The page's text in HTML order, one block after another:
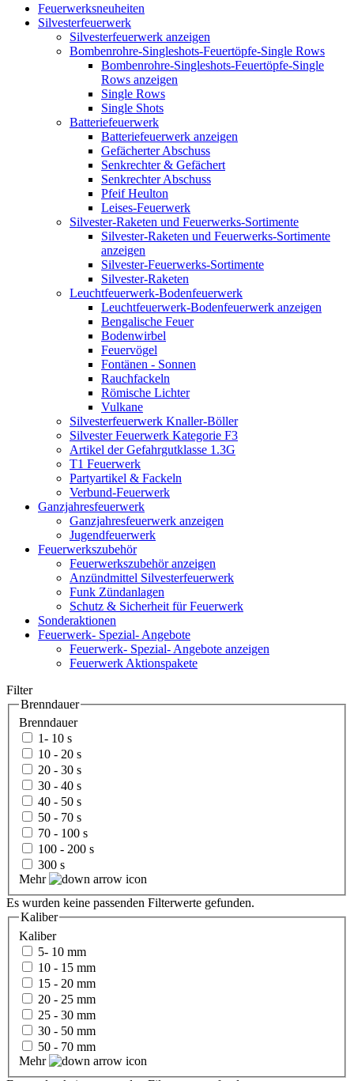
Feuerwerksneuheiten
Silvesterfeuerwerk
Silvesterfeuerwerk anzeigen
Bombenrohre-Singleshots-Feuertöpfe-Single Rows
Bombenrohre-Singleshots-Feuertöpfe-Single
Rows anzeigen
Single Rows
Single Shots
Batteriefeuerwerk
Batteriefeuerwerk anzeigen
Gefächerter Abschuss
Senkrechter & Gefächert
Senkrechter Abschuss
Pfeif Heulton
Leises-Feuerwerk
Silvester-Raketen und Feuerwerks-Sortimente
Silvester-Raketen und Feuerwerks-Sortimente
anzeigen
Silvester-Feuerwerks-Sortimente
Silvester-Raketen
Leuchtfeuerwerk-Bodenfeuerwerk
Leuchtfeuerwerk-Bodenfeuerwerk anzeigen
Bengalische Feuer
Bodenwirbel
Feuervögel
Fontänen - Sonnen
Rauchfackeln
Römische Lichter
Vulkane
Silvesterfeuerwerk Knaller-Böller
Silvester Feuerwerk Kategorie F3
Artikel der Gefahrgutklasse 1.3G
T1 Feuerwerk
Partyartikel & Fackeln
Verbund-Feuerwerk
Ganzjahresfeuerwerk
Ganzjahresfeuerwerk anzeigen
Jugendfeuerwerk
Feuerwerkszubehör
Feuerwerkszubehör anzeigen
Anzündmittel Silvesterfeuerwerk
Funk Zündanlagen
Schutz & Sicherheit für Feuerwerk
Sonderaktionen
Feuerwerk- Spezial- Angebote
Feuerwerk- Spezial- Angebote anzeigen
Feuerwerk Aktionspakete
Filter
Brenndauer
Brenndauer
1- 10 s
10 - 20 s
20 - 30 s
30 - 40 s
40 - 50 s
50 - 70 s
70 - 100 s
100 - 200 s
300 s
Mehr
Es wurden keine passenden Filterwerte gefunden.
Kaliber
Kaliber
5- 10 mm
10 - 15 mm
15 - 20 mm
20 - 25 mm
25 - 30 mm
30 - 50 mm
50 - 70 mm
Mehr